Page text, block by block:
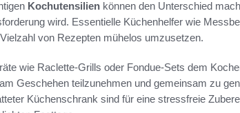
Kochutensilien können den Unterschied
wird. Essentielle Küchenhelfer wie
von Rezepten mühelos umzusetzen.
wie Raclette-Grills oder Fondue-Sets dem
Geschehen teilzunehmen und gemeinsam zu
Küchenschrank sind für eine stressfreie